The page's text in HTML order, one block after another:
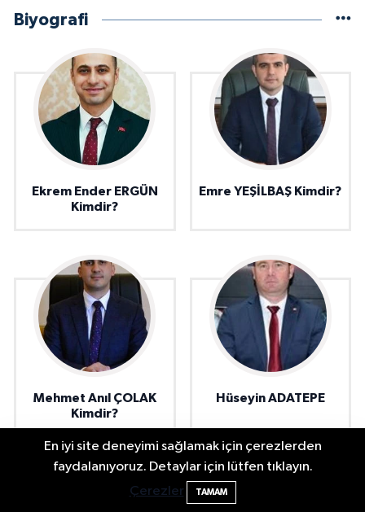
Biyografi
Ekrem Ender ERGÜN
Kimdir?
Emre YEŞİLBAŞ Kimdir?
Mehmet Anıl ÇOLAK
Kimdir?
Hüseyin ADATEPE
En iyi site deneyimi sağlamak için çerezlerden
faydalanıyoruz. Detaylar için lütfen tıklayın.
Çerezler
TAMAM
2 Buzağı Hediyeli Bal Festivalinde Hande
Ünsal Sahne Alacak